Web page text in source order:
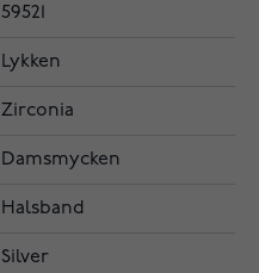
59521
Lykken
Zirconia
Damsmycken
Halsband
Silver